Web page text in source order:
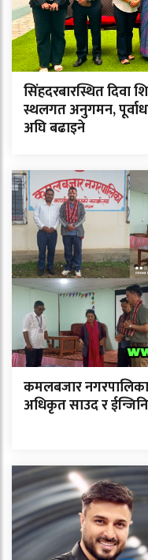
सिंहदरबारस्थित दिवा
स्थलगत अनुगमन,
अघि बढाइने
कमलबजार
अधिकृत साउद र